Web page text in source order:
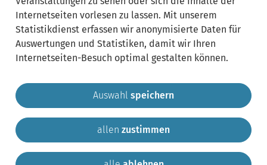
ausklappen
Gemeinde Krailling Impressum
Sitemap
Kontakt
Internetseiten vorlesen zu lassen. Mit unserem
Statistikdienst erfassen wir anonymisierte Daten für
Auswertungen und Statistiken, damit wir Ihren
Internetseiten-Besuch optimal gestalten können.
Auswahl speichern
allen zustimmen